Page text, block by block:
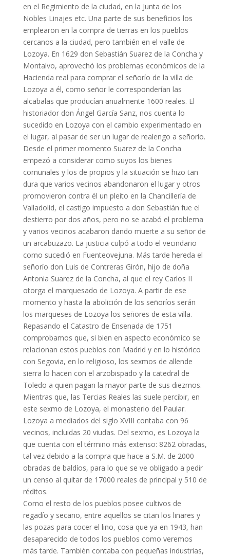
en el Regimiento de la ciudad, en la Junta de los
Nobles Linajes etc. Una parte de sus beneficios los
emplearon en la compra de tierras en los pueblos
cercanos a la ciudad, pero también en el valle de
Lozoya. En 1629 don Sebastián Suarez de la Concha y
Montalvo, aprovechó los problemas económicos de la
Hacienda real para comprar el señorío de la villa de
Lozoya a él, como señor le corresponderían las
alcabalas que producían anualmente 1600 reales. El
historiador don Ángel García Sanz, nos cuenta lo
sucedido en Lozoya con el cambio experimentado en
el lugar, al pasar de ser un lugar de realengo a señorío.
Desde el primer momento Suarez de la Concha
empezó a considerar como suyos los bienes
comunales y los de propios y la situación se hizo tan
dura que varios vecinos abandonaron el lugar y otros
promovieron contra él un pleito en la Chancillería de
Valladolid, el castigo impuesto a don Sebastián fue el
destierro por dos años, pero no se acabó el problema
y varios vecinos acabaron dando muerte a su señor de
un arcabuzazo. La justicia culpó a todo el vecindario
como sucedió en Fuenteovejuna. Más tarde hereda el
señorío don Luis de Contreras Girón, hijo de doña
Antonia Suarez de la Concha, al que el rey Carlos II
otorga el marquesado de Lozoya. A partir de ese
momento y hasta la abolición de los señoríos serán
los marqueses de Lozoya los señores de esta villa.
Repasando el Catastro de Ensenada de 1751
comprobamos que, si bien en aspecto económico se
relacionan estos pueblos con Madrid y en lo histórico
con Segovia, en lo religioso, los sexmos de allende
sierra lo hacen con el arzobispado y la catedral de
Toledo a quien pagan la mayor parte de sus diezmos.
Mientras que, las Tercias Reales las suele percibir, en
este sexmo de Lozoya, el monasterio del Paular.
Lozoya a mediados del siglo XVIII contaba con 96
vecinos, incluidas 20 viudas. Del sexmo, es Lozoya la
que cuenta con el término más extenso: 8262 obradas,
tal vez debido a la compra que hace a S.M. de 2000
obradas de baldíos, para lo que se ve obligado a pedir
un censo al quitar de 17000 reales de principal y 510 de
réditos.
Como el resto de los pueblos posee cultivos de
regadío y secano, entre aquellos se citan los linares y
las pozas para cocer el lino, cosa que ya en 1943, han
desaparecido de todos los pueblos como veremos
más tarde. También contaba con pequeñas industrias,